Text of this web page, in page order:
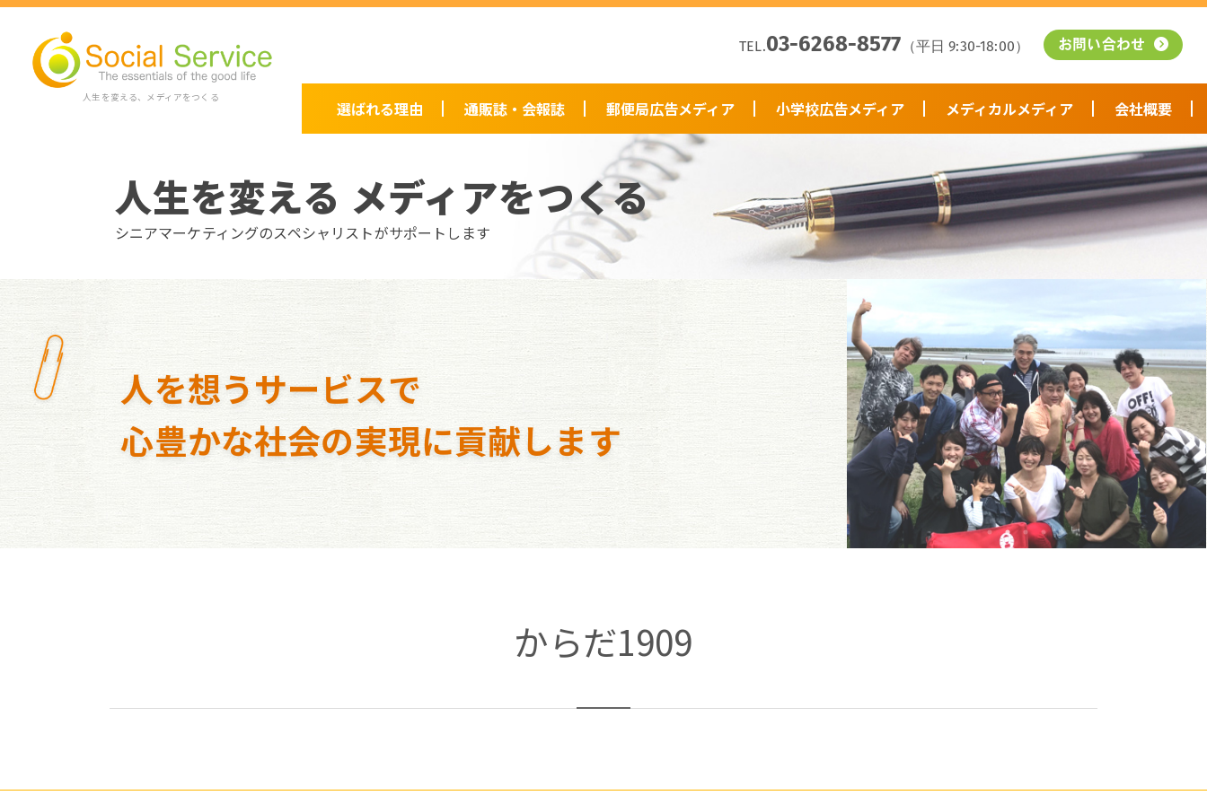
人生を変える、メディアをつくる
TEL.03-6268-8577 （平日 9:30-18:00） お問い合わせ
選ばれる理由 通販誌・会報誌 郵便局広告メディア 小学校広告メディア メディカルメディア 会社概要
人生を変える メディアをつくる
シニアマーケティングのスペシャリストがサポートします
人を想うサービスで
心豊かな社会の実現に貢献します
からだ1909